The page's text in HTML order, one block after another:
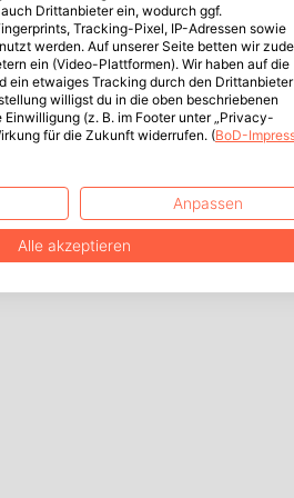
Drittanbieter ein, wodurch ggf.
Tracking-Pixel, IP-Adressen sowie
werden. Auf unserer Seite betten wir
ein (Video-Plattformen). Wir haben auf die
ein etwaiges Tracking durch den Drittanbieter
willigst du in die oben beschriebenen
(z. B. im Footer unter „Privacy-
für die Zukunft widerrufen. (BoD-
Anpassen
Alle akzeptieren